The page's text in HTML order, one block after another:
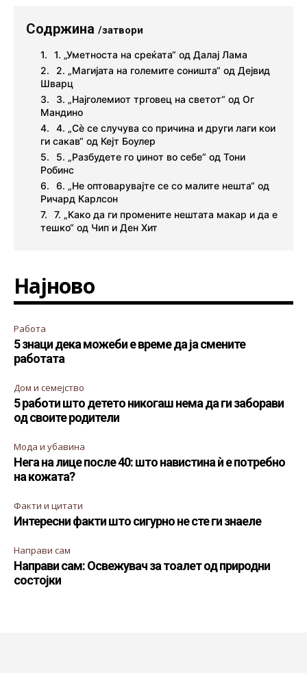
Содржина /затвори
1. „Уметноста на среќата“ од Далај Лама
2. „Магијата на големите соништа“ од Дејвид
Шварц
3. „Најголемиот трговец на светот“ од Ог
Мандино
4. „Сè се случува со причина и други лаги кои
ги сакав“ од Кејт Боулер
5. „Разбудете го џинот во себе“ од Тони
Робинс
6. „Не оптоварувајте се со малите нешта“ од
Ричард Карлсон
7. „Како да ги промените нештата макар и да е
тешко“ од Чип и Ден Хит
Најново
Работа
5 знаци дека можеби е време да ја смените
работата
Дом и семејство
5 работи што детето никогаш нема да ги заборави
од своите родители
Мода и убавина
Нега на лице после 40: што навистина ѝ е потребно
на кожата?
Факти и цитати
Интересни факти што сигурно не сте ги знаеле
Направи сам
Направи сам: Освежувач за тоалет од природни
состојки